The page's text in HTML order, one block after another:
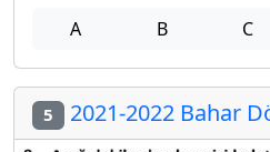
A B C
5 2021-2022 Bahar